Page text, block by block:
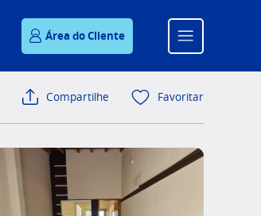
Área do Cliente
Compartilhe Favoritar